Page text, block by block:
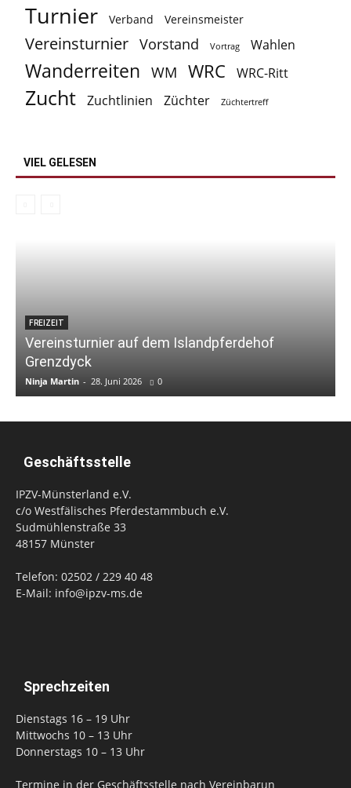
Turnier Verband Vereinsmeister
Vereinsturnier Vorstand Vortrag Wahlen
Wanderreiten WM WRC WRC-Ritt
Zucht Zuchtlinien Züchter Züchtertreff
VIEL GELESEN
FREIZEIT
Vereinsturnier auf dem Islandpferdehof
Grenzdyck
Ninja Martin - 28. Juni 2026 0
Geschäftsstelle
IPZV-Münsterland e.V.
c/o Westfälisches Pferdestammbuch e.V.
Sudmühlenstraße 33
48157 Münster
Telefon: 02502 / 229 40 48
E-Mail: info@ipzv-ms.de
Sprechzeiten
Dienstags 16 – 19 Uhr
Mittwochs 10 – 13 Uhr
Donnerstags 10 – 13 Uhr
Termine in der Geschäftsstelle nach Vereinbarun